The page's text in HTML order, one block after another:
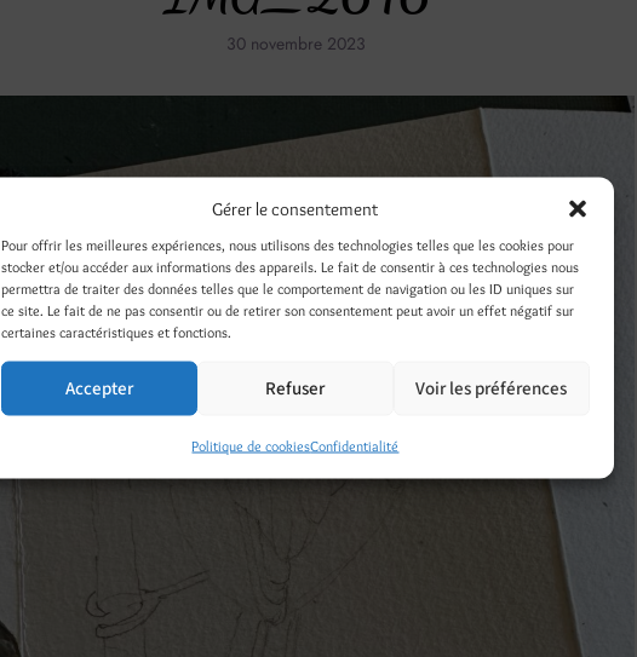
Gérer le consentement
Pour offrir les meilleures expériences, nous utilisons des technologies telles que les cookies pour
stocker et/ou accéder aux informations des appareils. Le fait de consentir à ces technologies nous
permettra de traiter des données telles que le comportement de navigation ou les ID uniques sur
ce site. Le fait de ne pas consentir ou de retirer son consentement peut avoir un effet négatif sur
certaines caractéristiques et fonctions.
Accepter Refuser Voir les préférences
Politique de cookiesConfidentialité
30 novembre 2023